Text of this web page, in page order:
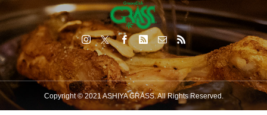
Copyright © 2021 ASHIYA GRASS. All Rights Reserved.